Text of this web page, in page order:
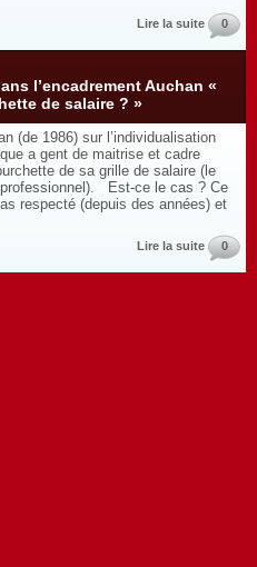
Lire la suite 0
l’encadrement Auchan «
de salaire ? »
(de 1986) sur l’individualisation
a gent de maitrise et cadre
de sa grille de salaire (le
Est-ce le cas ? Ce
respecté (depuis des années) et
Lire la suite 0